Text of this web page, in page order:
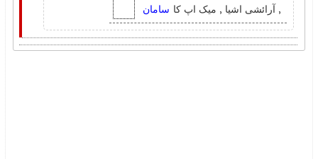
, آرائشی اشیا , میک اپ کا سامان